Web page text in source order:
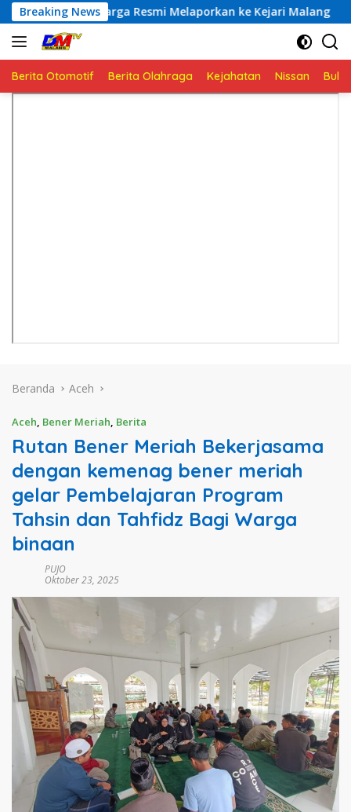
Langsung
ke
konten
Breaking News
Resmi Melaporkan ke Kejari Malang Klarifikasi
Berita Otomotif Berita Olahraga Kejahatan Nissan
Beranda Aceh
Aceh, Bener Meriah, Berita
Rutan Bener Meriah Bekerjasama
dengan kemenag bener meriah
gelar Pembelajaran Program
Tahsin dan Tahfidz Bagi Warga
binaan
PUJO
Oktober 23, 2025